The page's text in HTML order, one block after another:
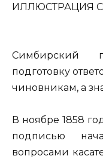
ИЛЛЮСТРАЦИЯ
Симбирский
подготовку
чиновникам, а
В ноябре 1858
подписью
вопросами